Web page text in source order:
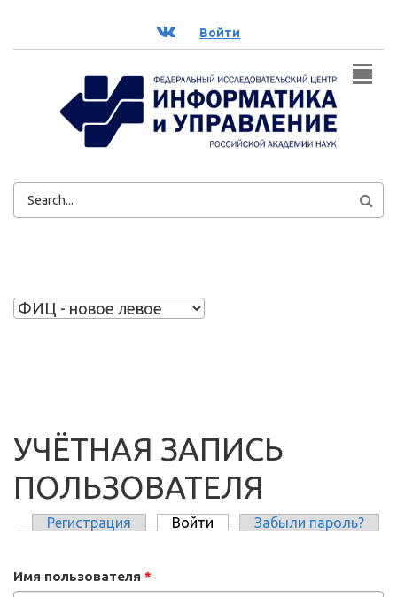
ВК Войти
ФОРМА
УЧЁТНАЯ ЗАПИСЬ
ПОЛЬЗОВАТЕЛЯ
Регистрация Войти (активная вкладка)
Забыли пароль?
Имя пользователя *